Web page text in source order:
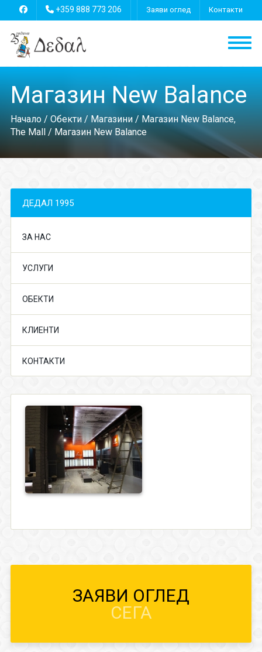
+359 888 773 206 Заяви оглед Контакти
Магазин New Balance
Начало/ Обекти/ Магазини/ Магазин New Balance,
The Mall/ Магазин New Balance
ДЕДАЛ 1995
ЗА НАС
УСЛУГИ
ОБЕКТИ
КЛИЕНТИ
КОНТАКТИ
ЗАЯВИ ОГЛЕД
СЕГА